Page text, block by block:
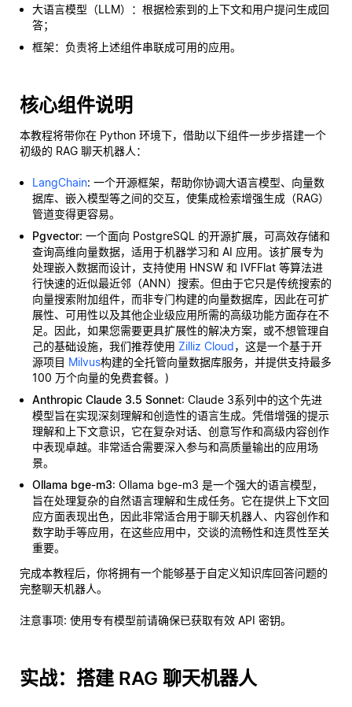
大语言模型（LLM）：根据检索到的上下文和用户提问生成回
答；
框架：负责将上述组件串联成可用的应用。
核心组件说明
本教程将带你在 Python 环境下，借助以下组件一步步搭建一个
初级的 RAG 聊天机器人：
LangChain: 一个开源框架，帮助你协调大语言模型、向量数
据库、嵌入模型等之间的交互，使集成检索增强生成（RAG）
管道变得更容易。
Pgvector: 一个面向 PostgreSQL 的开源扩展，可高效存储和
查询高维向量数据，适用于机器学习和 AI 应用。该扩展专为
处理嵌入数据而设计，支持使用 HNSW 和 IVFFlat 等算法进
行快速的近似最近邻（ANN）搜索。但由于它只是传统搜索的
向量搜索附加组件，而非专门构建的向量数据库，因此在可扩
展性、可用性以及其他企业级应用所需的高级功能方面存在不
足。因此，如果您需要更具扩展性的解决方案，或不想管理自
己的基础设施，我们推荐使用 Zilliz Cloud，这是一个基于开
源项目 Milvus构建的全托管向量数据库服务，并提供支持最多
100 万个向量的免费套餐。)
Anthropic Claude 3.5 Sonnet: Claude 3系列中的这个先进
模型旨在实现深刻理解和创造性的语言生成。凭借增强的提示
理解和上下文意识，它在复杂对话、创意写作和高级内容创作
中表现卓越。非常适合需要深入参与和高质量输出的应用场
景。
Ollama bge-m3: Ollama bge-m3 是一个强大的语言模型，
旨在处理复杂的自然语言理解和生成任务。它在提供上下文回
应方面表现出色，因此非常适合用于聊天机器人、内容创作和
数字助手等应用，在这些应用中，交谈的流畅性和连贯性至关
重要。
完成本教程后，你将拥有一个能够基于自定义知识库回答问题的
完整聊天机器人。
注意事项: 使用专有模型前请确保已获取有效 API 密钥。
实战：搭建 RAG 聊天机器人